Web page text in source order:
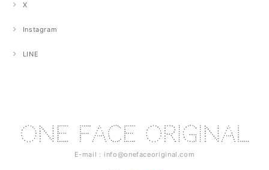
X
Instagram
LINE
E-mail： info@onefaceoriginal.com